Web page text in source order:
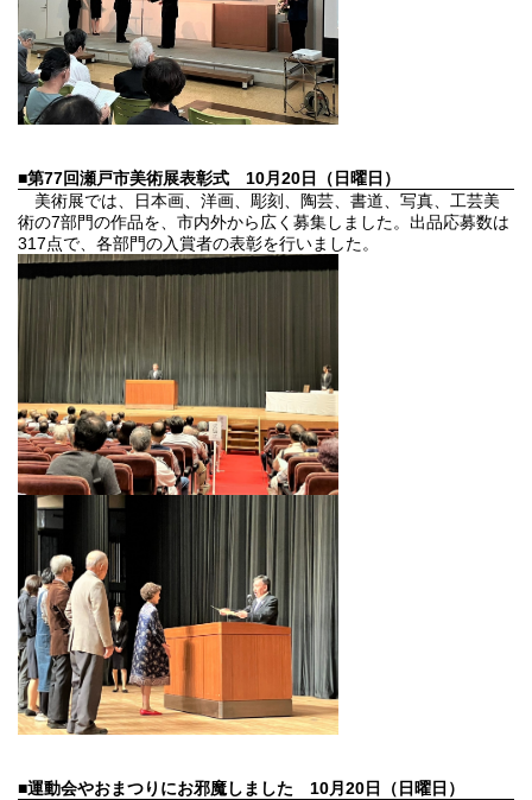
■第77回瀬戸市美術展表彰式 10月20日（日曜日）
美術展では、日本画、洋画、彫刻、陶芸、書道、写真、工芸美
術の7部門の作品を、市内外から広く募集しました。出品応募数は
317点で、各部門の入賞者の表彰を行いました。
■運動会やおまつりにお邪魔しました 10月20日（日曜日）